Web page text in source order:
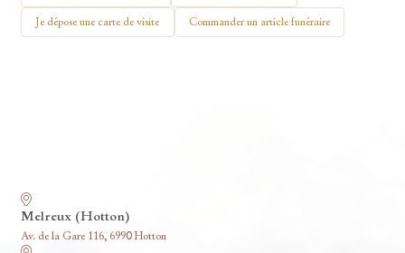
Je dépose une carte de visite Commander un article funéraire
Melreux (Hotton)
Av. de la Gare 116, 6990 Hotton